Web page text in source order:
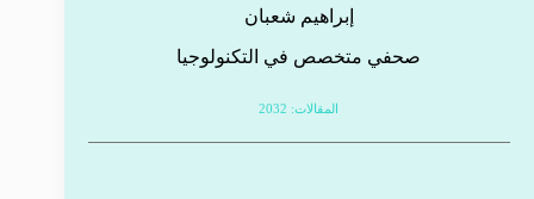
إبراهيم شعبان
صحفي متخصص في التكنولوجيا
المقالات: 2032